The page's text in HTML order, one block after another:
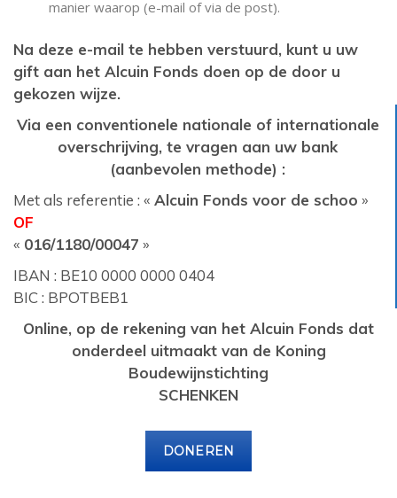
manier waarop (e-mail of via de post).
Na deze e-mail te hebben verstuurd, kunt u uw
gift aan het Alcuin Fonds doen op de door u
gekozen wijze.
Via een conventionele nationale of internationale
overschrijving, te vragen aan uw bank
(aanbevolen methode) :
Met als referentie : « Alcuin Fonds voor de schoo »
OF
« 016/1180/00047 »
IBAN : BE10 0000 0000 0404
BIC : BPOTBEB1
Online, op de rekening van het Alcuin Fonds dat
onderdeel uitmaakt van de Koning
Boudewijnstichting
SCHENKEN
DONEREN